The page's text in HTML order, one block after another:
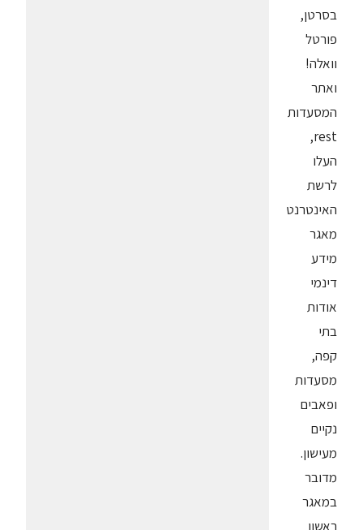
בסרטן,
פורטל
וואלה!
ואתר
המסעדות
rest,
העלו
לרשת
האינטרנט
מאגר
מידע
דינמי
אודות
בתי
קפה,
מסעדות
ופאבים
נקיים
מעישון.
מדובר
במאגר
ראשון